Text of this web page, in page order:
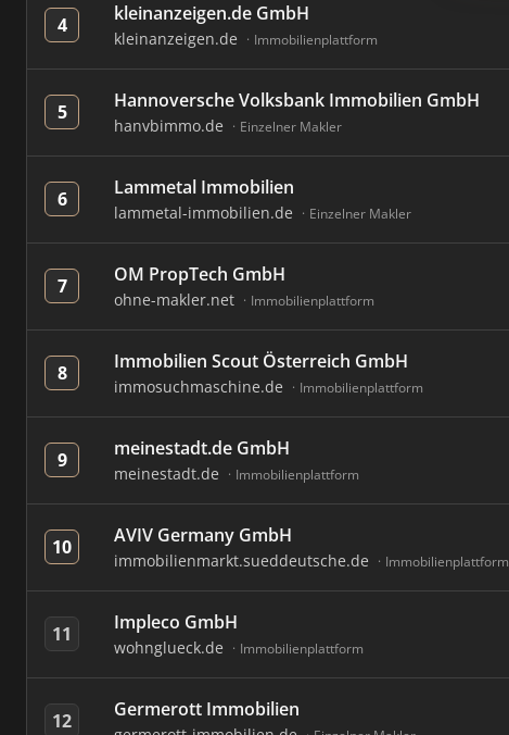
4 kleinanzeigen.de GmbH
kleinanzeigen.de Immobilienplattform
5 Hannoversche Volksbank Immobilien GmbH
hanvbimmo.de Einzelner Makler
6 Lammetal Immobilien
lammetal-immobilien.de Einzelner Makler
7 OM PropTech GmbH
ohne-makler.net Immobilienplattform
8 Immobilien Scout Österreich GmbH
immosuchmaschine.de Immobilienplattform
9 meinestadt.de GmbH
meinestadt.de Immobilienplattform
10 AVIV Germany GmbH
immobilienmarkt.sueddeutsche.de Immobilienplattform
11 Impleco GmbH
wohnglueck.de Immobilienplattform
12 Germerott Immobilien